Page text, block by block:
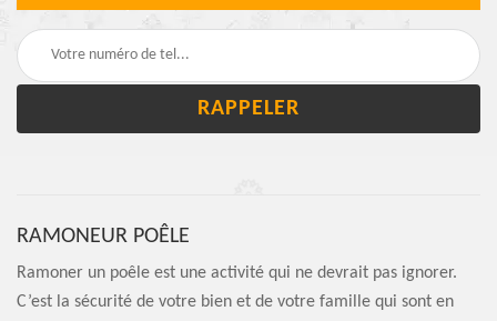
RAMONEUR POÊLE
Ramoner un poêle est une activité qui ne devrait pas ignorer.
C’est la sécurité de votre bien et de votre famille qui sont en